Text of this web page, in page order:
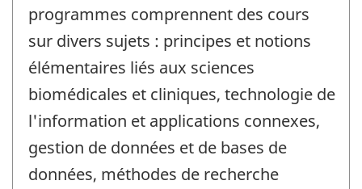
programmes comprennent des cours
sur divers sujets : principes et notions
élémentaires liés aux sciences
biomédicales et cliniques, technologie de
l'information et applications connexes,
gestion de données et de bases de
données, méthodes de recherche